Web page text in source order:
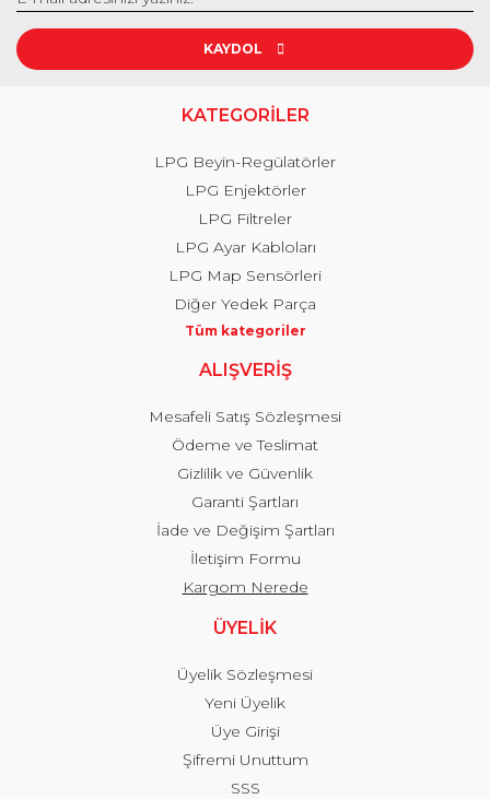
KAYDOL
KATEGORİLER
LPG Beyin-Regülatörler
LPG Enjektörler
LPG Filtreler
LPG Ayar Kabloları
LPG Map Sensörleri
Diğer Yedek Parça
Tüm kategoriler
ALIŞVERİŞ
Mesafeli Satış Sözleşmesi
Ödeme ve Teslimat
Gizlilik ve Güvenlik
Garanti Şartları
İade ve Değişim Şartları
İletişim Formu
Kargom Nerede
ÜYELİK
Üyelik Sözleşmesi
Yeni Üyelik
Üye Girişi
Şifremi Unuttum
SSS